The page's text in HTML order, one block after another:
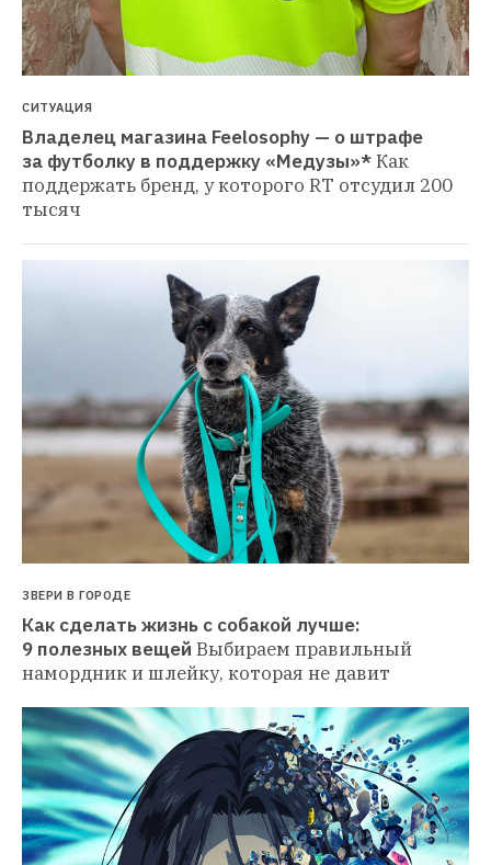
СИТУАЦИЯ
Владелец магазина Feelosophy — о штрафе
за футболку в поддержку «Медузы»*Как
поддержать бренд, у которого RT отсудил 200
тысяч
ЗВЕРИ В ГОРОДЕ
Как сделать жизнь с собакой лучше:
9 полезных вещей Выбираем правильный
намордник и шлейку, которая не давит